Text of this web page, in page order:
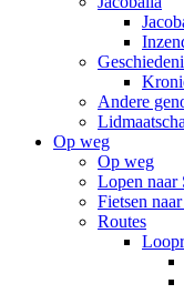
Andere
Op weg
Op weg
Lopen naar
Fietsen
Routes